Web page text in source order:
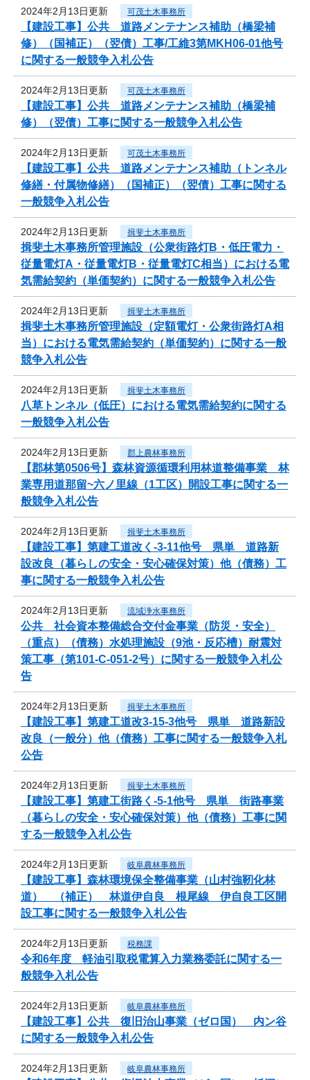
2024年2月13日更新 可茂土木事務所
【建設工事】公共 道路メンテナンス補助（橋梁補
修）（国補正）（翌債）工事/工維3第MKH06-01他号
に関する一般競争入札公告
2024年2月13日更新 可茂土木事務所
【建設工事】公共 道路メンテナンス補助（橋梁補
修）（翌債）工事に関する一般競争入札公告
2024年2月13日更新 可茂土木事務所
【建設工事】公共 道路メンテナンス補助（トンネル
修繕・付属物修繕）（国補正）（翌債）工事に関する
一般競争入札公告
2024年2月13日更新 揖斐土木事務所
揖斐土木事務所管理施設（公衆街路灯B・低圧電力・
従量電灯A・従量電灯B・従量電灯C相当）における電
気需給契約（単価契約）に関する一般競争入札公告
2024年2月13日更新 揖斐土木事務所
揖斐土木事務所管理施設（定額電灯・公衆街路灯A相
当）における電気需給契約（単価契約）に関する一般
競争入札公告
2024年2月13日更新 揖斐土木事務所
八草トンネル（低圧）における電気需給契約に関する
一般競争入札公告
2024年2月13日更新 郡上農林事務所
【郡林第0506号】森林資源循環利用林道整備事業 林
業専用道那留~六ノ里線（1工区）開設工事に関する一
般競争入札公告
2024年2月13日更新 揖斐土木事務所
【建設工事】第建工道改く-3-11他号 県単 道路新
設改良（暮らしの安全・安心確保対策）他（債務）工
事に関する一般競争入札公告
2024年2月13日更新 流域浄水事務所
公共 社会資本整備総合交付金事業（防災・安全）
（重点）（債務）水処理施設（9池・反応槽）耐震対
策工事（第101-C-051-2号）に関する一般競争入札公
告
2024年2月13日更新 揖斐土木事務所
【建設工事】第建工道改3-15-3他号 県単 道路新設
改良（一般分）他（債務）工事に関する一般競争入札
公告
2024年2月13日更新 揖斐土木事務所
【建設工事】第建工街路く-5-1他号 県単 街路事業
（暮らしの安全・安心確保対策）他（債務）工事に関
する一般競争入札公告
2024年2月13日更新 岐阜農林事務所
【建設工事】森林環境保全整備事業（山村強靭化林
道） （補正） 林道伊自良 根尾線 伊自良工区開
設工事に関する一般競争入札公告
2024年2月13日更新 税務課
令和6年度 軽油引取税電算入力業務委託に関する一
般競争入札公告
2024年2月13日更新 岐阜農林事務所
【建設工事】公共 復旧治山事業（ゼロ国） 内ン谷
に関する一般競争入札公告
2024年2月13日更新 岐阜農林事務所